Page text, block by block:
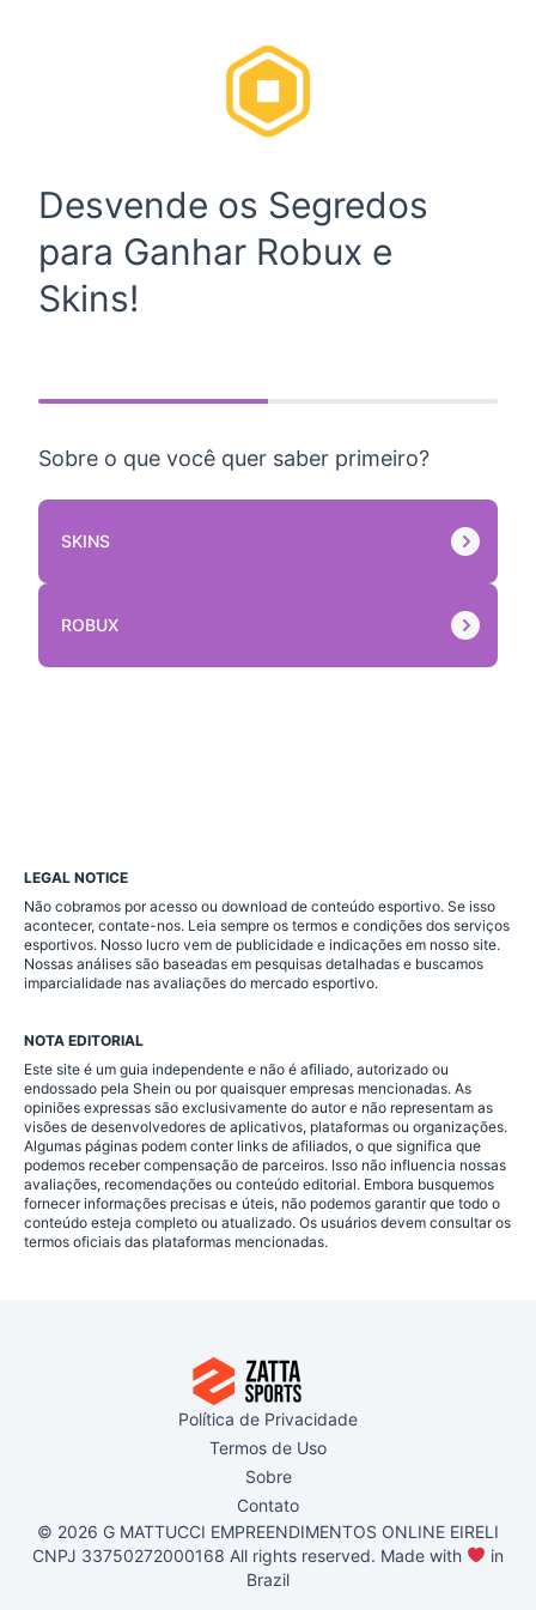
Desvende os Segredos
para Ganhar Robux e
Skins!
Sobre o que você quer saber primeiro?
SKINS
ROBUX
LEGAL NOTICE
Não cobramos por acesso ou download de conteúdo esportivo. Se isso
acontecer, contate-nos. Leia sempre os termos e condições dos serviços
esportivos. Nosso lucro vem de publicidade e indicações em nosso site.
Nossas análises são baseadas em pesquisas detalhadas e buscamos
imparcialidade nas avaliações do mercado esportivo.
NOTA EDITORIAL
Este site é um guia independente e não é afiliado, autorizado ou
endossado pela Shein ou por quaisquer empresas mencionadas. As
opiniões expressas são exclusivamente do autor e não representam as
visões de desenvolvedores de aplicativos, plataformas ou organizações.
Algumas páginas podem conter links de afiliados, o que significa que
podemos receber compensação de parceiros. Isso não influencia nossas
avaliações, recomendações ou conteúdo editorial. Embora busquemos
fornecer informações precisas e úteis, não podemos garantir que todo o
conteúdo esteja completo ou atualizado. Os usuários devem consultar os
termos oficiais das plataformas mencionadas.
Política de Privacidade
Termos de Uso
Sobre
Contato
© 2026 G MATTUCCI EMPREENDIMENTOS ONLINE EIRELI
CNPJ 33750272000168 All rights reserved. Made with
in
Brazil